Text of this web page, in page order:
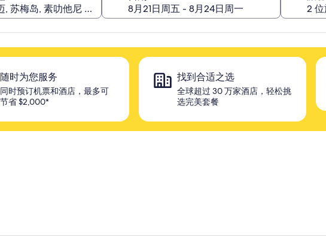
随时为您服务
同时预订机票和酒店，最多可
节省 $2,000*
找到合适之选
全球超过 30 万家酒店，轻松挑
选完美套餐